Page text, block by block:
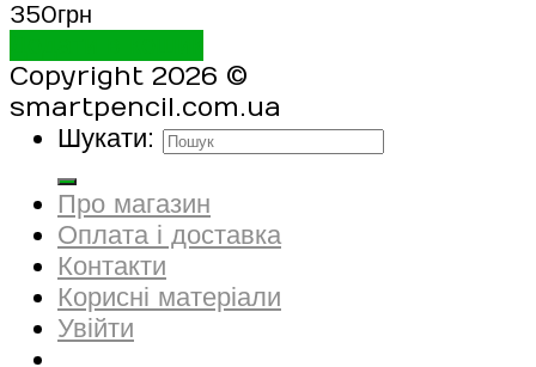
350грн
Copyright 2026 ©
smartpencil.com.ua
Шукати:
Про магазин
Оплата і доставка
Контакти
Корисні матеріали
Увійти